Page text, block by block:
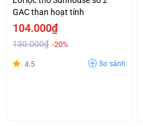
GAC than hoạt tính
104.000₫
130.000₫ -20%
4.5 So sánh